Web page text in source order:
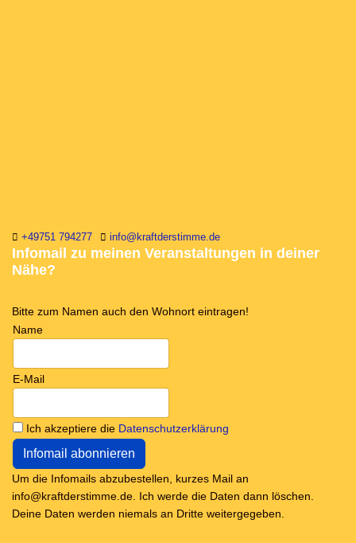
+49751 794277 info@kraftderstimme.de
Infomail zu meinen Veranstaltungen in deiner
Nähe?
Bitte zum Namen auch den Wohnort eintragen!
Name
E-Mail
Ich akzeptiere die Datenschutzerklärung
Um die Infomails abzubestellen, kurzes Mail an
info@kraftderstimme.de. Ich werde die Daten dann löschen.
Deine Daten werden niemals an Dritte weitergegeben.